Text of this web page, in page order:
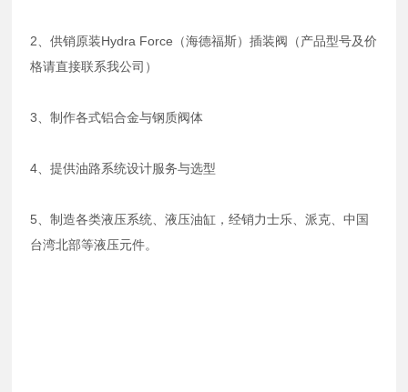
2、供销原装Hydra Force（海德福斯）插装阀（产品型号及价
格请直接联系我公司）
3、制作各式铝合金与钢质阀体
4、提供油路系统设计服务与选型
5、制造各类液压系统、液压油缸，经销力士乐、派克、中国
台湾北部等液压元件。